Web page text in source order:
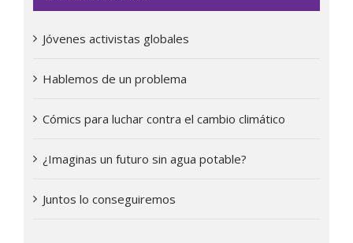
Jóvenes activistas globales
Hablemos de un problema
Cómics para luchar contra el cambio climático
¿Imaginas un futuro sin agua potable?
Juntos lo conseguiremos